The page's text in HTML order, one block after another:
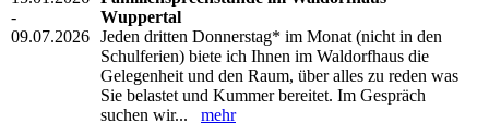
-
09.07.2026
Wuppertal
Jeden dritten Donnerstag* im Monat (nicht in den
Schulferien) biete ich Ihnen im Waldorfhaus die
Gelegenheit und den Raum, über alles zu reden was
Sie belastet und Kummer bereitet. Im Gespräch
suchen wir... mehr